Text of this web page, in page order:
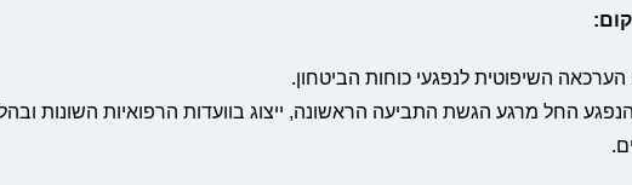
הערכאה השיפוטית לנפגעי כוחות הביטחון.
החל מרגע הגשת התביעה הראשונה, ייצוג בוועדות הרפואיות השונות